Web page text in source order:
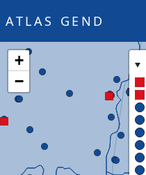
ATLAS GEND
+
−